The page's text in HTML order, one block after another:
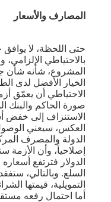
المصارف والأسعار
حتى اللحظة، لا
بالاحتياطي
المشروع، شأنه
الخيار الأفضل لدى
الاحتياطي أن يعمّق
صورة الحاكم والبنك
الاستنزاف إلى خفض
العكس، سيعني
الدولة والمصرف
إصلاحياً، وأن الأزمة
الدولار فترتفع
السلع. وبالتالي،
التمويلية، قيمتها
أما احتمال رفعه